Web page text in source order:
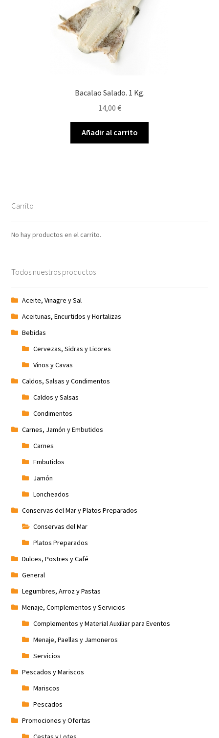
Bacalao Salado. 1 Kg.
14,00 €
Añadir al carrito
Carrito
No hay productos en el carrito.
Todos nuestros productos
Aceite, Vinagre y Sal
Aceitunas, Encurtidos y Hortalizas
Bebidas
Cervezas, Sidras y Licores
Vinos y Cavas
Caldos, Salsas y Condimentos
Caldos y Salsas
Condimentos
Carnes, Jamón y Embutidos
Carnes
Embutidos
Jamón
Loncheados
Conservas del Mar y Platos Preparados
Conservas del Mar
Platos Preparados
Dulces, Postres y Café
General
Legumbres, Arroz y Pastas
Menaje, Complementos y Servicios
Complementos y Material Auxiliar para Eventos
Menaje, Paellas y Jamoneros
Servicios
Pescados y Mariscos
Mariscos
Pescados
Promociones y Ofertas